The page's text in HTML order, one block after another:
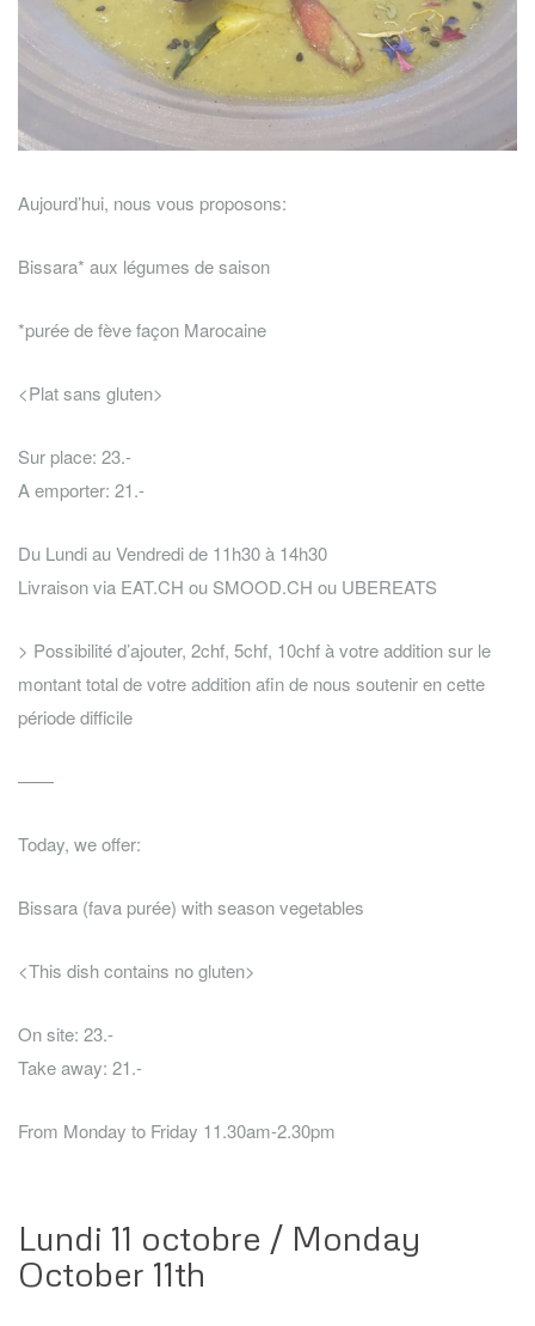
Aujourd’hui, nous vous proposons:
Bissara* aux légumes de saison
*purée de fève façon Marocaine
<Plat sans gluten>
Sur place: 23.-
A emporter: 21.-
Du Lundi au Vendredi de 11h30 à 14h30
Livraison via EAT.CH ou SMOOD.CH ou UBEREATS
> Possibilité d’ajouter, 2chf, 5chf, 10chf à votre addition sur le
montant total de votre addition afin de nous soutenir en cette
période difficile
——
Today, we offer:
Bissara (fava purée) with season vegetables
<This dish contains no gluten>
On site: 23.-
Take away: 21.-
From Monday to Friday 11.30am-2.30pm
Lundi 11 octobre / Monday
October 11th